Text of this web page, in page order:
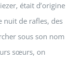
était d’origine
nuit de rafles, des
sous son nom
sœurs, on